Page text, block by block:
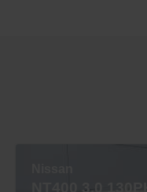
NT400 3.0 130PK